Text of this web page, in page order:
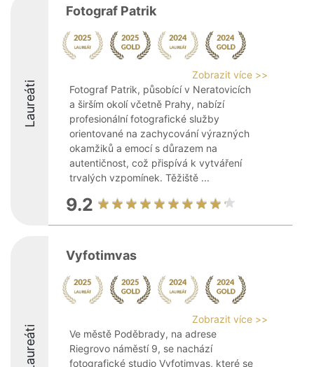
Laureáti
Fotograf Patrik
Zobrazit více >>
Fotograf Patrik, působící v Neratovicích
a širším okolí včetně Prahy, nabízí
profesionální fotografické služby
orientované na zachycování výrazných
okamžiků a emocí s důrazem na
autentičnost, což přispívá k vytváření
trvalých vzpomínek. Těžiště ...
9.2
Laureáti
Vyfotimvas
Zobrazit více >>
Ve městě Poděbrady, na adrese
Riegrovo náměstí 9, se nachází
fotografické studio Vyfotimvas, které se